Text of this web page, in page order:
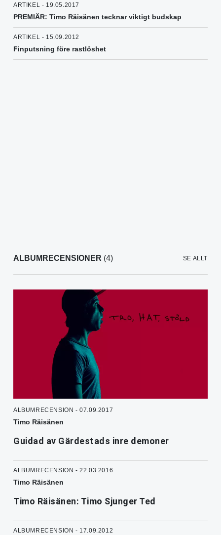
ARTIKEL - 19.05.2017
PREMIÄR: Timo Räisänen tecknar viktigt budskap
ARTIKEL - 15.09.2012
Finputsning före rastlöshet
ALBUMRECENSIONER (4) SE ALLT
ALBUMRECENSION - 07.09.2017
Timo Räisänen
Guidad av Gärdestads inre demoner
ALBUMRECENSION - 22.03.2016
Timo Räisänen
Timo Räisänen: Timo Sjunger Ted
ALBUMRECENSION - 17.09.2012